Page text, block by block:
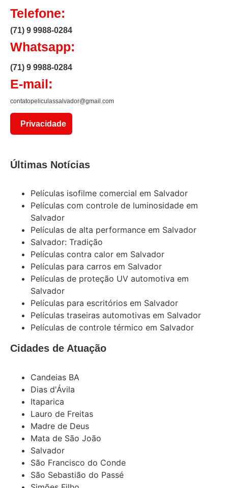
Telefone:
(71) 9 9988-0284
Whatsapp:
(71) 9 9988-0284
E-mail:
contatopeliculassalvador@gmail.com
Privacidade
Últimas Notícias
Películas isofilme comercial em Salvador
Películas com controle de luminosidade em
Salvador
Películas de alta performance em Salvador
Salvador: Tradição
Películas contra calor em Salvador
Películas para carros em Salvador
Películas de proteção UV automotiva em
Salvador
Películas para escritórios em Salvador
Películas traseiras automotivas em Salvador
Películas de controle térmico em Salvador
Cidades de Atuação
Candeias BA
Dias d'Ávila
Itaparica
Lauro de Freitas
Madre de Deus
Mata de São João
Salvador
São Francisco do Conde
São Sebastião do Passé